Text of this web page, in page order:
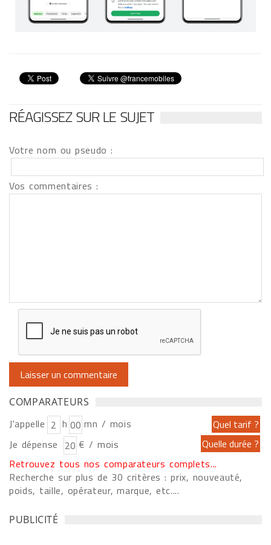
RÉAGISSEZ SUR LE SUJET
Votre nom ou pseudo :
Vos commentaires :
COMPARATEURS
J'appelle h
mn / mois
Je dépense
€ / mois
Retrouvez tous nos comparateurs complets...
Recherche sur plus de 30 critères : prix, nouveauté,
poids, taille, opérateur, marque, etc....
PUBLICITÉ